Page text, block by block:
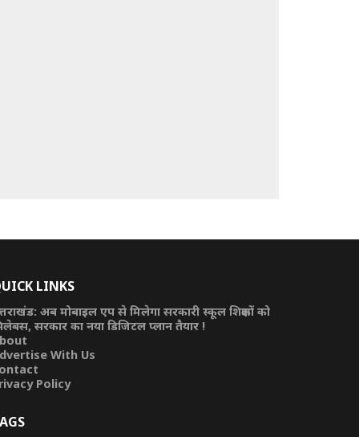
LINKS
अब मोबाइल एप से मिलेगा सरकारी स्कूल शिक्षकों को
सरकार का नया डिजिटल प्लान तैयार !
With Us
Policy